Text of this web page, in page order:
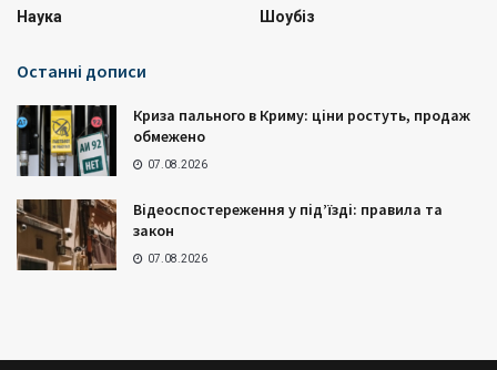
Наука
Шоубіз
Останні дописи
Криза пального в Криму: ціни ростуть, продаж
обмежено
07.08.2026
Відеоспостереження у під’їзді: правила та
закон
07.08.2026